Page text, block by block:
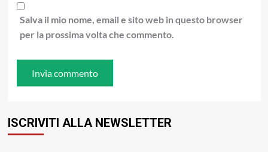
Salva il mio nome, email e sito web in questo browser
per la prossima volta che commento.
ISCRIVITI ALLA NEWSLETTER